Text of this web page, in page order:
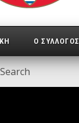
Ο ΣΥΛΛΟΓΟΣ